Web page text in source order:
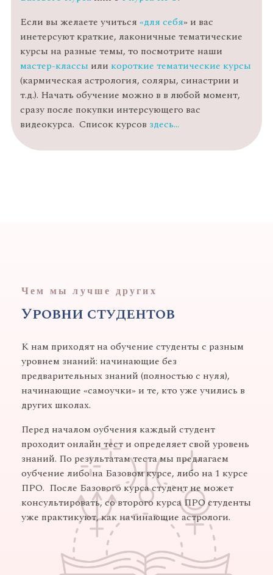
Если вы желаете учиться «для себя» и вас
инетерсуют краткие, лаконичные тематические
курсы на разные темы, то посмотрите наши
мастер-классы или короткие тематические курсы
(кармическая астрология, соляры, синастрии и
т.д.). Начать обучение можно в в любой момент,
сразу после покупки интерсующего вас
видеокурса. Список курсов здесь…
Чем мы лучше других
Уровни студентов
К нам приходят на обучение студенты с разным
уровнем знаний: начинающие без
предварительных знаний (полностью с нуля),
начинающие «самоучки» и те, кто уже учились в
других школах.
Перед началом оубчения каждый студент
проходит онлайн тест и определяет свой уровень
знаний. По результатам теста мы предлагаем
оубчение либо на Базовом курсе, либо на 1 курсе
ПРО. После Базового курса студент не может
консультировать, со второго курса ПРО студенты
уже практикуют, как начинающие астрологи.